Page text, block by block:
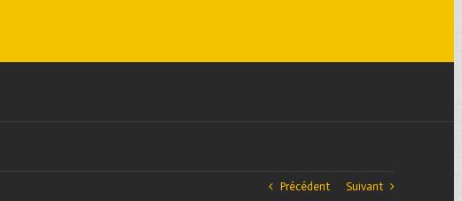
Précédent Suivant